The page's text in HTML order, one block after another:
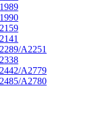
A2251
A2779
A2780